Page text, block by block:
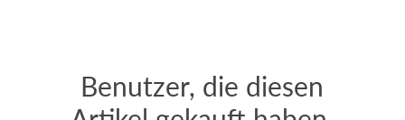
Benutzer, die diesen